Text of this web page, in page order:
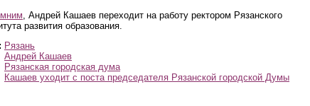
, Андрей Кашаев переходит на работу ректором Рязанского
развития образования.
Рязань
Андрей Кашаев
Рязанская городская дума
Кашаев уходит с поста председателя Рязанской городской Думы